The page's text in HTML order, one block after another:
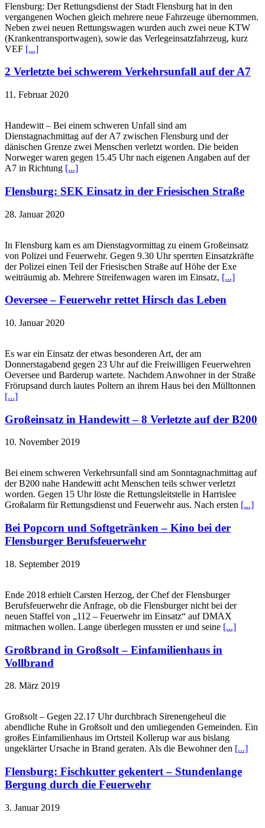
Flensburg: Der Rettungsdienst der Stadt Flensburg hat in den
vergangenen Wochen gleich mehrere neue Fahrzeuge übernommen.
Neben zwei neuen Rettungswagen wurden auch zwei neue KTW
(Krankentransportwagen), sowie das Verlegeinsatzfahrzeug, kurz
VEF [...]
2 Verletzte bei schwerem Verkehrsunfall auf der A7
11. Februar 2020
Handewitt – Bei einem schweren Unfall sind am
Dienstagnachmittag auf der A7 zwischen Flensburg und der
dänischen Grenze zwei Menschen verletzt worden. Die beiden
Norweger waren gegen 15.45 Uhr nach eigenen Angaben auf der
A7 in Richtung [...]
Flensburg: SEK Einsatz in der Friesischen Straße
28. Januar 2020
In Flensburg kam es am Dienstagvormittag zu einem Großeinsatz
von Polizei und Feuerwehr. Gegen 9.30 Uhr sperrten Einsatzkräfte
der Polizei einen Teil der Friesischen Straße auf Höhe der Exe
weiträumig ab. Mehrere Streifenwagen waren im Einsatz, [...]
Oeversee – Feuerwehr rettet Hirsch das Leben
10. Januar 2020
Es war ein Einsatz der etwas besonderen Art, der am
Donnerstagabend gegen 23 Uhr auf die Freiwilligen Feuerwehren
Oeversee und Barderup wartete. Nachdem Anwohner in der Straße
Frörupsand durch lautes Poltern an ihrem Haus bei den Mülltonnen
[...]
Großeinsatz in Handewitt – 8 Verletzte auf der B200
10. November 2019
Bei einem schweren Verkehrsunfall sind am Sonntagnachmittag auf
der B200 nahe Handewitt acht Menschen teils schwer verletzt
worden. Gegen 15 Uhr löste die Rettungsleitstelle in Harrislee
Großalarm für Rettungsdienst und Feuerwehr aus. Nach ersten [...]
Bei Popcorn und Softgetränken – Kino bei der
Flensburger Berufsfeuerwehr
18. September 2019
Ende 2018 erhielt Carsten Herzog, der Chef der Flensburger
Berufsfeuerwehr die Anfrage, ob die Flensburger nicht bei der
neuen Staffel von „112 – Feuerwehr im Einsatz“ auf DMAX
mitmachen wollen. Lange überlegen mussten er und seine [...]
Großbrand in Großsolt – Einfamilienhaus in
Vollbrand
28. März 2019
Großsolt – Gegen 22.17 Uhr durchbrach Sirenengeheul die
abendliche Ruhe in Großsolt und den umliegenden Gemeinden. Ein
großes Einfamilienhaus im Ortsteil Kollerup war aus bislang
ungeklärter Ursache in Brand geraten. Als die Bewohner den [...]
Flensburg: Fischkutter gekentert – Stundenlange
Bergung durch die Feuerwehr
3. Januar 2019